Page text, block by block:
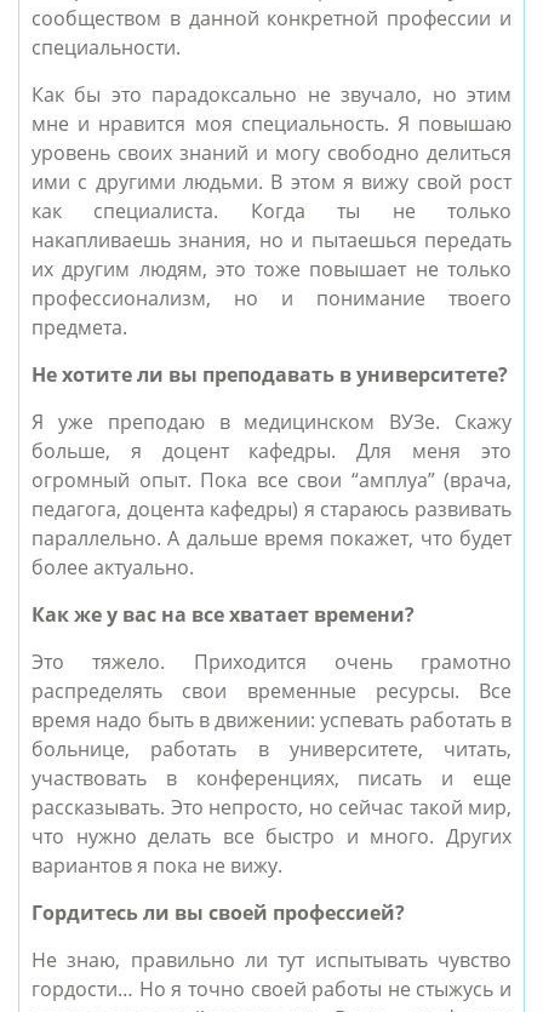
сообществом в данной конкретной профессии и
специальности.
Как бы это парадоксально не звучало, но этим
мне и нравится моя специальность. Я повышаю
уровень своих знаний и могу свободно делиться
ими с другими людьми. В этом я вижу свой рост
как специалиста. Когда ты не только
накапливаешь знания, но и пытаешься передать
их другим людям, это тоже повышает не только
профессионализм, но и понимание твоего
предмета.
Не хотите ли вы преподавать в университете?
Я уже преподаю в медицинском ВУЗе. Скажу
больше, я доцент кафедры. Для меня это
огромный опыт. Пока все свои “амплуа” (врача,
педагога, доцента кафедры) я стараюсь развивать
параллельно. А дальше время покажет, что будет
более актуально.
Как же у вас на все хватает времени?
Это тяжело. Приходится очень грамотно
распределять свои временные ресурсы. Все
время надо быть в движении: успевать работать в
больнице, работать в университете, читать,
участвовать в конференциях, писать и еще
рассказывать. Это непросто, но сейчас такой мир,
что нужно делать все быстро и много. Других
вариантов я пока не вижу.
Гордитесь ли вы своей профессией?
Не знаю, правильно ли тут испытывать чувство
гордости… Но я точно своей работы не стыжусь и